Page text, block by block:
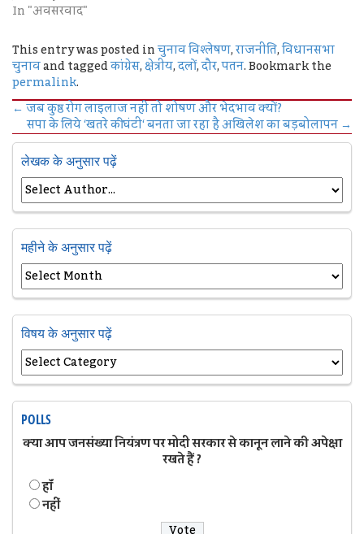
In "अवसरवाद"
This entry was posted inचुनाव विश्लेषण,राजनीति,विधानसभा
चुनावand taggedकांग्रेस,क्षेत्रीय,दलों,दौर,पतन. Bookmark the
permalink.
←जब कुष्ठ रोग लाइलाज नहीं तो शोषण और भेदभाव क्यों?
सपा के लिये ‘खतरे की घंटी‘ बनता जा रहा है अखिलेश का बड़बोलापन→
लेखक के अनुसार पढ़ें
महीने के अनुसार पढ़ें
विषय के अनुसार पढ़ें
POLLS
क्या आप जनसंख्या नियंत्रण पर मोदी सरकार से कानून लाने की अपेक्षा
रखते हैं ?
हॉं
नहीं